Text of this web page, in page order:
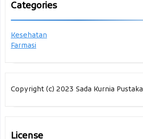
Categories
Kesehatan
Farmasi
Copyright (c) 2023 Sada Kurnia Pustaka
License